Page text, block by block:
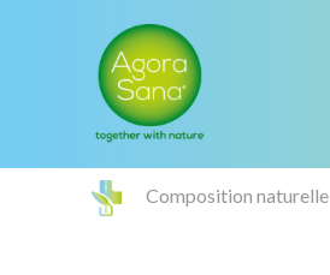
Composition naturelle